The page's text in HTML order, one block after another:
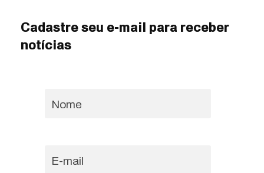
Cadastre seu e-mail para receber
notícias